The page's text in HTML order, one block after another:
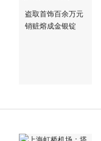
盗取首饰百余万元
销赃熔成金银锭